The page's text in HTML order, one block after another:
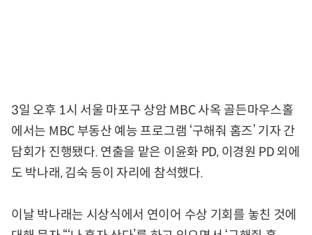
3일 오후 1시 서울 마포구 상암 MBC 사옥 골든마우스홀
에서는 MBC 부동산 예능 프로그램 ‘구해줘 홈즈’ 기자 간
담회가 진행됐다. 연출을 맡은 이윤화 PD, 이경원 PD 외에
도 박나래, 김숙 등이 자리에 참석했다.
이날 박나래는 시상식에서 연이어 수상 기회를 놓친 것에